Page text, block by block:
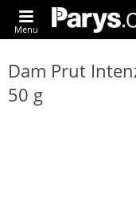
Menu
Dam Prut
50 g